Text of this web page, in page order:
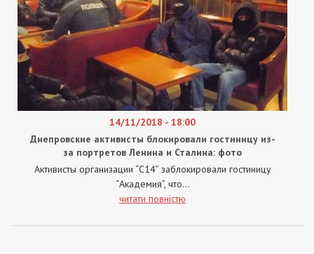
14/11/2018 - 18:00
Днепровские активисты блокировали гостиницу из-
за портретов Ленина и Сталина: фото
Активисты организации “С14” заблокировали гостиницу
“Академия”, что...
читати повністю